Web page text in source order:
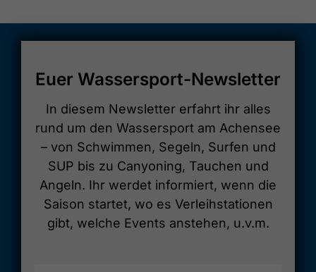
Euer Wassersport-Newsletter
In diesem Newsletter erfahrt ihr alles
rund um den Wassersport am Achensee
– von Schwimmen, Segeln, Surfen und
SUP bis zu Canyoning, Tauchen und
Angeln. Ihr werdet informiert, wenn die
Saison startet, wo es Verleihstationen
gibt, welche Events anstehen, u.v.m.